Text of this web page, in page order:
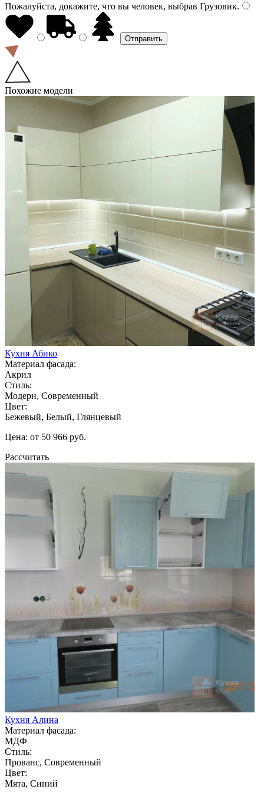
Пожалуйста, докажите, что вы человек, выбрав Грузовик.
Похожие модели
Кухня Абико
Материал фасада:
Акрил
Стиль:
Модерн, Современный
Цвет:
Бежевый, Белый, Глянцевый
Цена: от 50 966 руб.
Рассчитать
Кухня Алина
Материал фасада:
МДФ
Стиль:
Прованс, Современный
Цвет:
Мята, Синий